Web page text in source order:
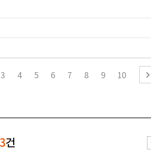
3 4 5 6 7 8 9 10
건